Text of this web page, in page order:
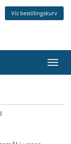
Vis bestillingskurv